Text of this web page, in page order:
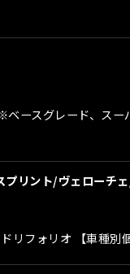
スグレード、スー
リント/ヴェローチ
リフォリオ 【車種別